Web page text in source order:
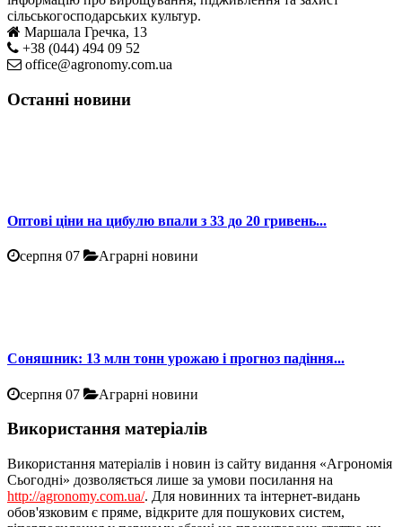
сільськогосподарських культур.
Маршала Гречка, 13
+38 (044) 494 09 52
office@agronomy.com.ua
Останні новини
Оптові ціни на цибулю впали з 33 до 20 гривень...
серпня 07 Аграрні новини
Соняшник: 13 млн тонн урожаю і прогноз падіння...
серпня 07 Аграрні новини
Використання матеріалів
Використання матеріалів і новин із сайту видання «Агрономія
Сьогодні» дозволяється лише за умови посилання на
http://agronomy.com.ua/. Для новинних та інтернет-видань
обов'язковим є пряме, відкрите для пошукових систем,